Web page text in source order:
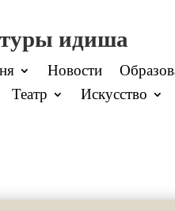
идиша
Новости
Театр Искусство